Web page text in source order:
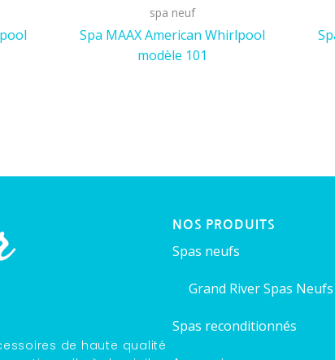
spa neuf
Spa MAAX American Whirlpool
modèle 101
de haute qualité
NOS PRODUITS
Spas neufs
Grand River Spas Neufs
Spas reconditionnés